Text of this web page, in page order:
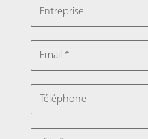
EMAIL
TÉLÉPHONE
VILLE